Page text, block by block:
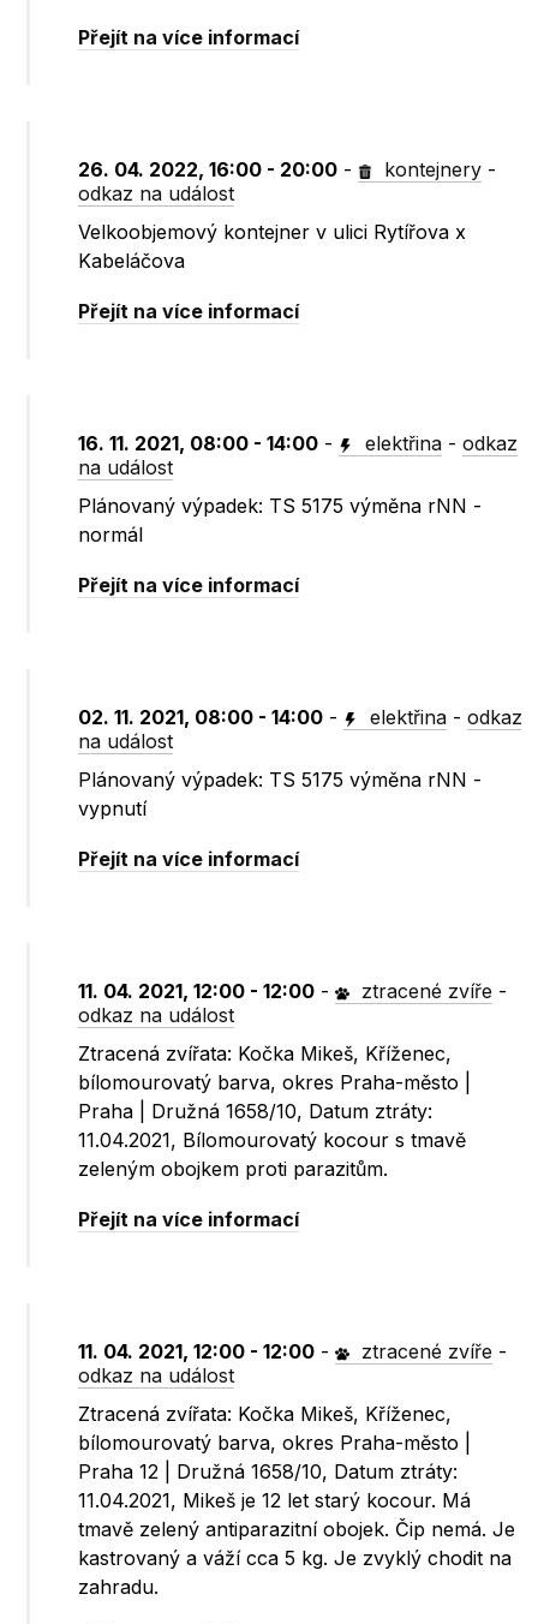
Přejít na více informací
26. 04. 2022, 16:00 - 20:00 - kontejnery -
odkaz na událost
Velkoobjemový kontejner v ulici Rytířova x
Kabeláčova
Přejít na více informací
16. 11. 2021, 08:00 - 14:00 - elektřina -odkaz
na událost
Plánovaný výpadek: TS 5175 výměna rNN -
normál
Přejít na více informací
02. 11. 2021, 08:00 - 14:00 - elektřina -odkaz
na událost
Plánovaný výpadek: TS 5175 výměna rNN -
vypnutí
Přejít na více informací
11. 04. 2021, 12:00 - 12:00 - ztracené zvíře -
odkaz na událost
Ztracená zvířata: Kočka Mikeš, Kříženec,
bílomourovatý barva, okres Praha-město |
Praha | Družná 1658/10, Datum ztráty:
11.04.2021, Bílomourovatý kocour s tmavě
zeleným obojkem proti parazitům.
Přejít na více informací
11. 04. 2021, 12:00 - 12:00 - ztracené zvíře -
odkaz na událost
Ztracená zvířata: Kočka Mikeš, Kříženec,
bílomourovatý barva, okres Praha-město |
Praha 12 | Družná 1658/10, Datum ztráty:
11.04.2021, Mikeš je 12 let starý kocour. Má
tmavě zelený antiparazitní obojek. Čip nemá. Je
kastrovaný a váží cca 5 kg. Je zvyklý chodit na
zahradu.